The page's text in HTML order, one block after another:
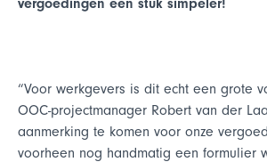
vergoedingen een stuk simpeler!
“Voor werkgevers is dit echt een grote
OOC-projectmanager Robert van der
aanmerking te komen voor onze
voorheen nog handmatig een formulier